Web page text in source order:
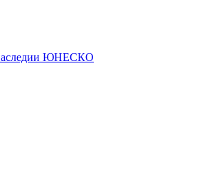
наследии ЮНЕСКО